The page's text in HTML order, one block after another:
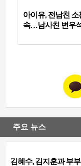
아이유, 전남친 소
속…남사친 변우
주요 뉴스
김혜수, 김지훈과 부